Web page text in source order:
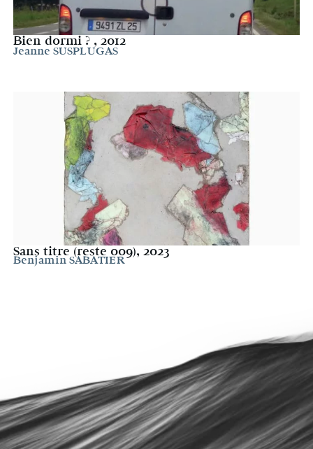
Bien dormi ? , 2012
Jeanne SUSPLUGAS
Sans titre (reste 009), 2023
Benjamin SABATIER